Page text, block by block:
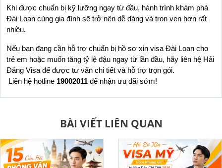
Khi được chuẩn bị kỹ lưỡng ngay từ đầu, hành trình khám phá
Đài Loan cùng gia đình sẽ trở nên dễ dàng và trọn vẹn hơn rất
nhiều.
Nếu bạn đang cần hỗ trợ chuẩn bị hồ sơ xin visa Đài Loan cho
trẻ em hoặc muốn tăng tỷ lệ đậu ngay từ lần đầu, hãy liên hệ Hải
Đăng Visa để được tư vấn chi tiết và hỗ trợ trọn gói.
Liên hệ hotline 19002011 để nhận ưu đãi sớm!
BÀI VIẾT LIÊN QUAN